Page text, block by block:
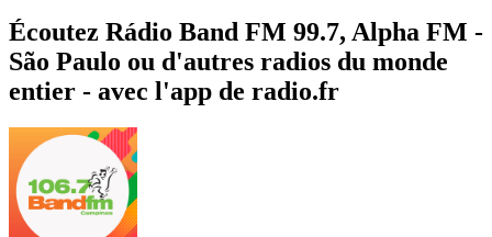
Écoutez Rádio Band FM 99.7, Alpha FM -
São Paulo ou d'autres radios du monde
entier - avec l'app de radio.fr